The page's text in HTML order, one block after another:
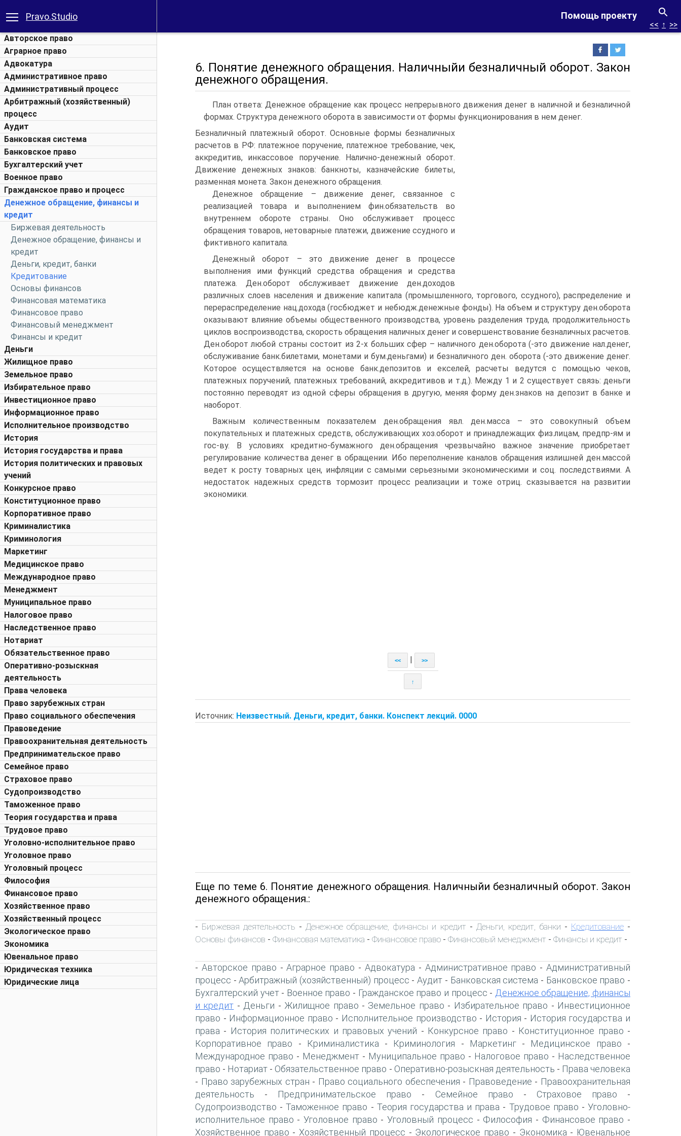
Помощь проекту
Pravo.Studio
Авторское право
Аграрное право
Адвокатура
Административное право
Административный процесс
Арбитражный (хозяйственный)
процесс
Аудит
Банковская система
Банковское право
Бухгалтерский учет
Военное право
Гражданское право и процесс
Денежное обращение, финансы и
кредит
Биржевая деятельность
Денежное обращение, финансы и
кредит
Деньги, кредит, банки
Кредитование
Основы финансов
Финансовая математика
Финансовое право
Финансовый менеджмент
Финансы и кредит
Деньги
Жилищное право
Земельное право
Избирательное право
Инвестиционное право
Информационное право
Исполнительное производство
История
История государства и права
История политических и правовых
учений
Конкурсное право
Конституционное право
Корпоративное право
Криминалистика
Криминология
Маркетинг
Медицинское право
Международное право
Менеджмент
Муниципальное право
Налоговое право
Наследственное право
Нотариат
Обязательственное право
Оперативно-розыскная
деятельность
Права человека
Право зарубежных стран
Право социального обеспечения
Правоведение
Правоохранительная деятельность
Предпринимательское право
Семейное право
Страховое право
Судопроизводство
Таможенное право
Теория государства и права
Трудовое право
Уголовно-исполнительное право
Уголовное право
Уголовный процесс
Философия
Финансовое право
Хозяйственное право
Хозяйственный процесс
Экологическое право
Экономика
Ювенальное право
Юридическая техника
Юридические лица
<< ↑ >>
6. Понятие денежного обращения. Наличныйи безналичный оборот. Закон
денежного обращения.
План ответа: Денежное обращение как процесс непрерывного движения денег в наличной и безналичной
формах. Структура денежного оборота в зависимости от формы функционирования в нем денег.
Безналичный платежный оборот. Основные формы безналичных
расчетов в РФ: платежное поручение, платежное требование, чек,
аккредитив, инкассовое поручение. Налично-денежный оборот.
Движение денежных знаков: банкноты, казначейские билеты,
разменная монета. Закон денежного обращения.
Денежное обращение – движение денег, связанное с
реализацией товара и выполнением фин.обязательств во
внутреннем обороте страны. Оно обслуживает процесс
обращения товаров, нетоварные платежи, движение ссудного и
фиктивного капитала.
Денежный оборот – это движение денег в процессе
выполнения ими функций средства обращения и средства
платежа. Ден.оборот обслуживает движение ден.доходов
различных слоев населения и движение капитала (промышленного, торгового, ссудного), распределение и
перераспределение нац.дохода (госбюджет и небюдж.денежные фонды). На объем и структуру ден.оборота
оказывают влияние объемы общественного производства, уровень разделения труда, продолжительность
циклов воспроизводства, скорость обращения наличных денег и совершенствование безналичных расчетов.
Ден.оборот любой страны состоит из 2-х больших сфер – наличного ден.оборота (-это движение нал.денег,
обслуживание банк.билетами, монетами и бум.деньгами) и безналичного ден. оборота (-это движение денег.
Которое осуществляется на основе банк.депозитов и екселей, расчеты ведутся с помощью чеков,
платежных поручений, платежных требований, аккредитивов и т.д.). Между 1 и 2 существует связь: деньги
постоянно переводят из одной сферы обращения в другую, меняя форму ден.знаков на депозит в банке и
наоборот.
Важным количественным показателем ден.обращения явл. ден.масса – это совокупный объем
покупательных и платежных средств, обслуживающих хоз.оборот и принадлежащих физ.лицам, предпр-ям и
гос-ву. В условиях кредитно-бумажного ден.обращения чрезвычайно важное значение приобретает
регулирование количества денег в обращении. Ибо переполнение каналов обращения излишней ден.массой
ведет к росту товарных цен, инфляции с самыми серьезными экономическими и соц. последствиями. А
недостаток надежных средств тормозит процесс реализации и тоже отриц. сказывается на развитии
экономики.
<< >>
↑
Источник: Неизвестный. Деньги, кредит, банки. Конспект лекций. 0000
Еще по теме 6. Понятие денежного обращения. Наличныйи безналичный оборот. Закон
денежного обращения.:
- Биржевая деятельность - Денежное обращение, финансы и кредит - Деньги, кредит, банки - Кредитование -
Основы финансов - Финансовая математика - Финансовое право - Финансовый менеджмент - Финансы и кредит -
- Авторское право -Аграрное право - Адвокатура - Административное право -Административный
процесс -Арбитражный (хозяйственный) процесс -Аудит - Банковская система - Банковское право -
Бухгалтерский учет- Военное право - Гражданское право и процесс - Денежное обращение, финансы
и кредит - Деньги - Жилищное право - Земельное право - Избирательное право - Инвестиционное
право - Информационное право - Исполнительное производство - История - История государства и
права - История политических и правовых учений - Конкурсное право - Конституционное право -
Корпоративное право - Криминалистика - Криминология - Маркетинг- Медицинское право -
Международное право - Менеджмент - Муниципальное право - Налоговое право - Наследственное
право - Нотариат - Обязательственное право - Оперативно-розыскная деятельность - Права человека
- Право зарубежных стран - Право социального обеспечения - Правоведение - Правоохранительная
деятельность - Предпринимательское право - Семейное право - Страховое право -
Судопроизводство -Таможенное право - Теория государства и права - Трудовое право -Уголовно-
исполнительное право -Уголовное право -Уголовный процесс - Философия - Финансовое право -
Хозяйственное право - Хозяйственный процесс - Экологическое право - Экономика - Ювенальное